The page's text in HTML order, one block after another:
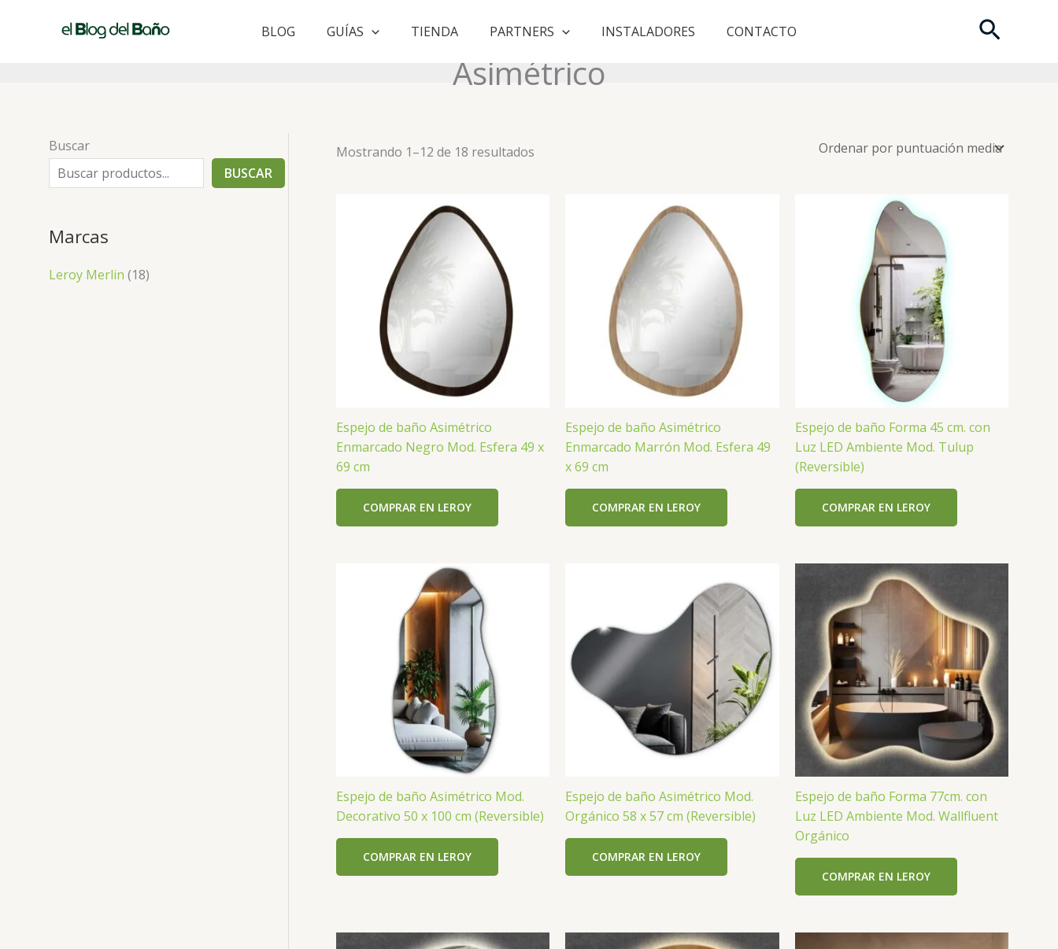
BLOG GUÍAS TIENDA PARTNERS INSTALADORES CONTACTO Buscar
Asimétrico
Buscar
BUSCAR
Marcas
Leroy Merlin (18)
Mostrando 1–12 de 18 resultados
Espejo de baño Asimétrico
Enmarcado Negro Mod. Esfera 49 x
69 cm
COMPRAR EN LEROY
Espejo de baño Asimétrico
Enmarcado Marrón Mod. Esfera 49
x 69 cm
COMPRAR EN LEROY
Espejo de baño Forma 45 cm. con
Luz LED Ambiente Mod. Tulup
(Reversible)
COMPRAR EN LEROY
Espejo de baño Asimétrico Mod.
Decorativo 50 x 100 cm (Reversible)
COMPRAR EN LEROY
Espejo de baño Asimétrico Mod.
Orgánico 58 x 57 cm (Reversible)
COMPRAR EN LEROY
Espejo de baño Forma 77cm. con
Luz LED Ambiente Mod. Wallfluent
Orgánico
COMPRAR EN LEROY